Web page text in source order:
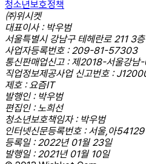
청소년보호정책
㈜위시켓
대표이사 : 박우범
서울특별시 강남구 테헤란로 211 3
사업자등록번호 : 209-81-57303
통신판매업신고 : 제2018-서울강
직업정보제공사업 신고번호 :
제호 : 요즘IT
발행인 : 박우범
편집인 : 노희선
청소년보호책임자 : 박우범
인터넷신문등록번호 : 서울,아54129
등록일 : 2022년 01월 23일
발행일 : 2021년 01월 10일